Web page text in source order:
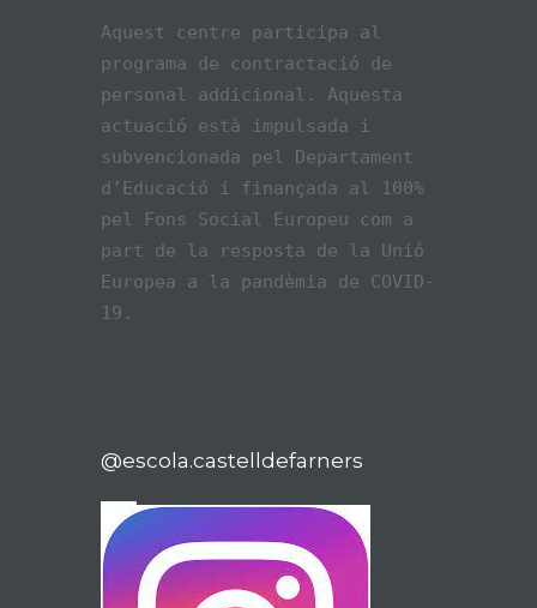
Aquest centre participa al
programa de contractació de
personal addicional. Aquesta
actuació està impulsada i
subvencionada pel Departament
d’Educació i finançada al 100%
pel Fons Social Europeu com a
part de la resposta de la Unió
Europea a la pandèmia de COVID-
19.
@escola.castelldefarners